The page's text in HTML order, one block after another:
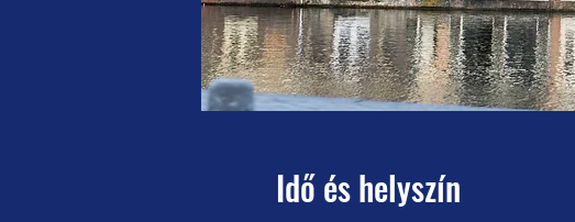
Idő és helyszín